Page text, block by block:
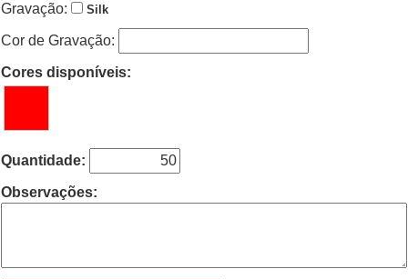
Gravação: Silk
Cor de Gravação:
Cores disponíveis:
Quantidade:
Observações: